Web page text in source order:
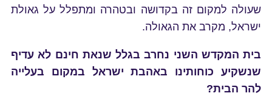
שעולה למקום זה בקדושה ובטהרה ומתפלל על גאולת
ישראל, מקרב את הגאולה.
בית המקדש השני נחרב בגלל שנאת חינם לא עדיף
שנשקיע כוחותינו באהבת ישראל במקום בעלייה
להר הבית?